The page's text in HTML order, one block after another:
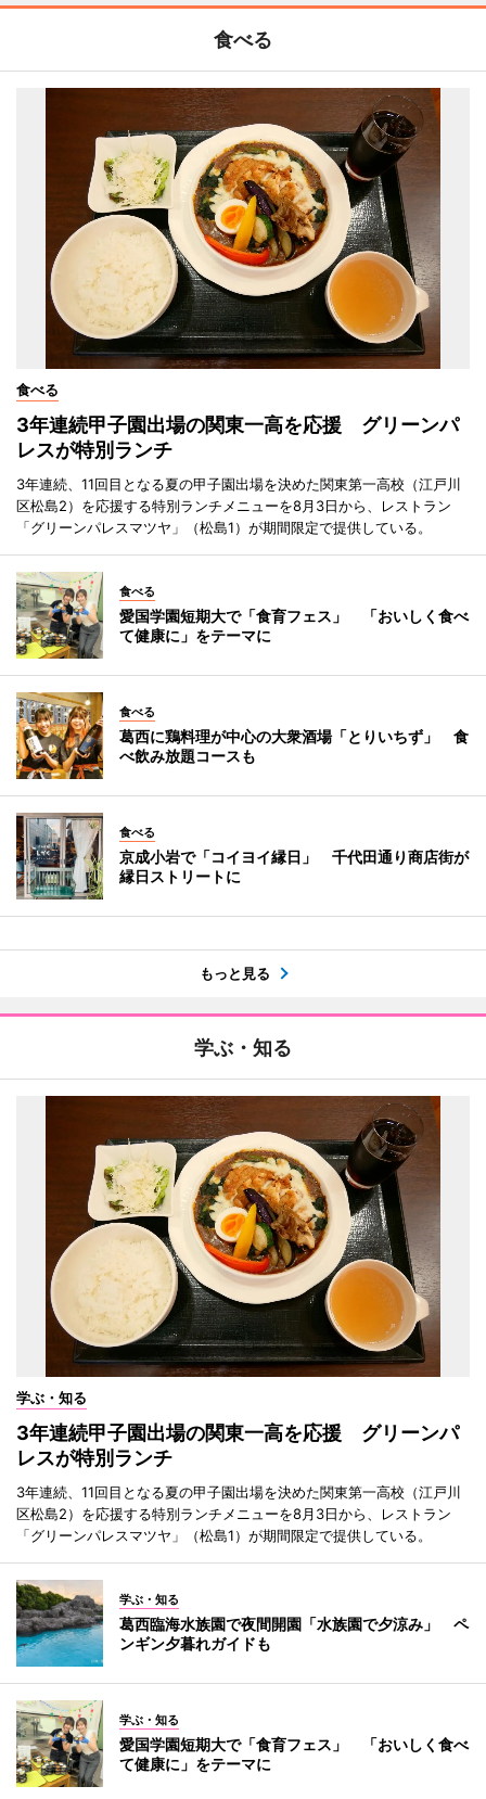
食べる
食べる
3年連続甲子園出場の関東一高を応援 グリーンパ
レスが特別ランチ
3年連続、11回目となる夏の甲子園出場を決めた関東第一高校（江戸川
区松島2）を応援する特別ランチメニューを8月3日から、レストラン
「グリーンパレスマツヤ」（松島1）が期間限定で提供している。
食べる
愛国学園短期大で「食育フェス」 「おいしく食べ
て健康に」をテーマに
食べる
葛西に鶏料理が中心の大衆酒場「とりいちず」 食
べ飲み放題コースも
食べる
京成小岩で「コイヨイ縁日」 千代田通り商店街が
縁日ストリートに
もっと見る
学ぶ・知る
学ぶ・知る
3年連続甲子園出場の関東一高を応援 グリーンパ
レスが特別ランチ
3年連続、11回目となる夏の甲子園出場を決めた関東第一高校（江戸川
区松島2）を応援する特別ランチメニューを8月3日から、レストラン
「グリーンパレスマツヤ」（松島1）が期間限定で提供している。
学ぶ・知る
葛西臨海水族園で夜間開園「水族園で夕涼み」 ペ
ンギン夕暮れガイドも
学ぶ・知る
愛国学園短期大で「食育フェス」 「おいしく食べ
て健康に」をテーマに